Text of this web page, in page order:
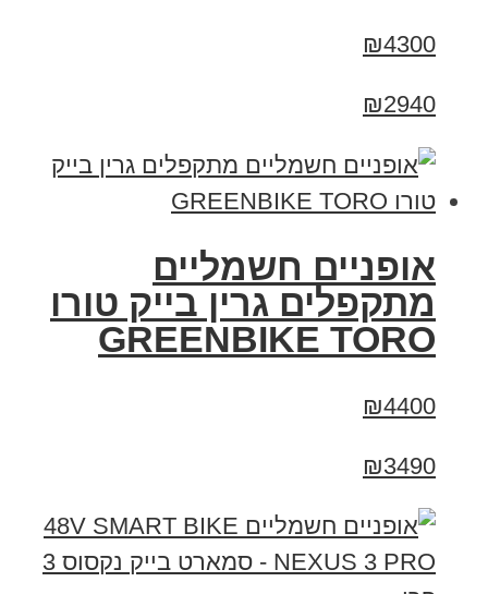
₪4300
₪2940
אופניים חשמליים
מתקפלים גרין בייק טורו
GREENBIKE TORO
₪4400
₪3490